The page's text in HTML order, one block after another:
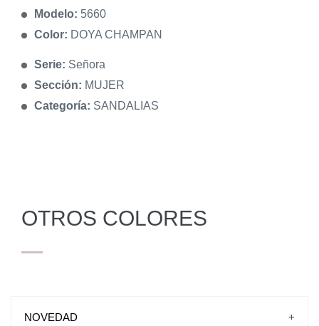
Modelo: 5660
Color: DOYA CHAMPAN
Serie: Señora
Sección: MUJER
Categoría: SANDALIAS
OTROS COLORES
NOVEDAD +